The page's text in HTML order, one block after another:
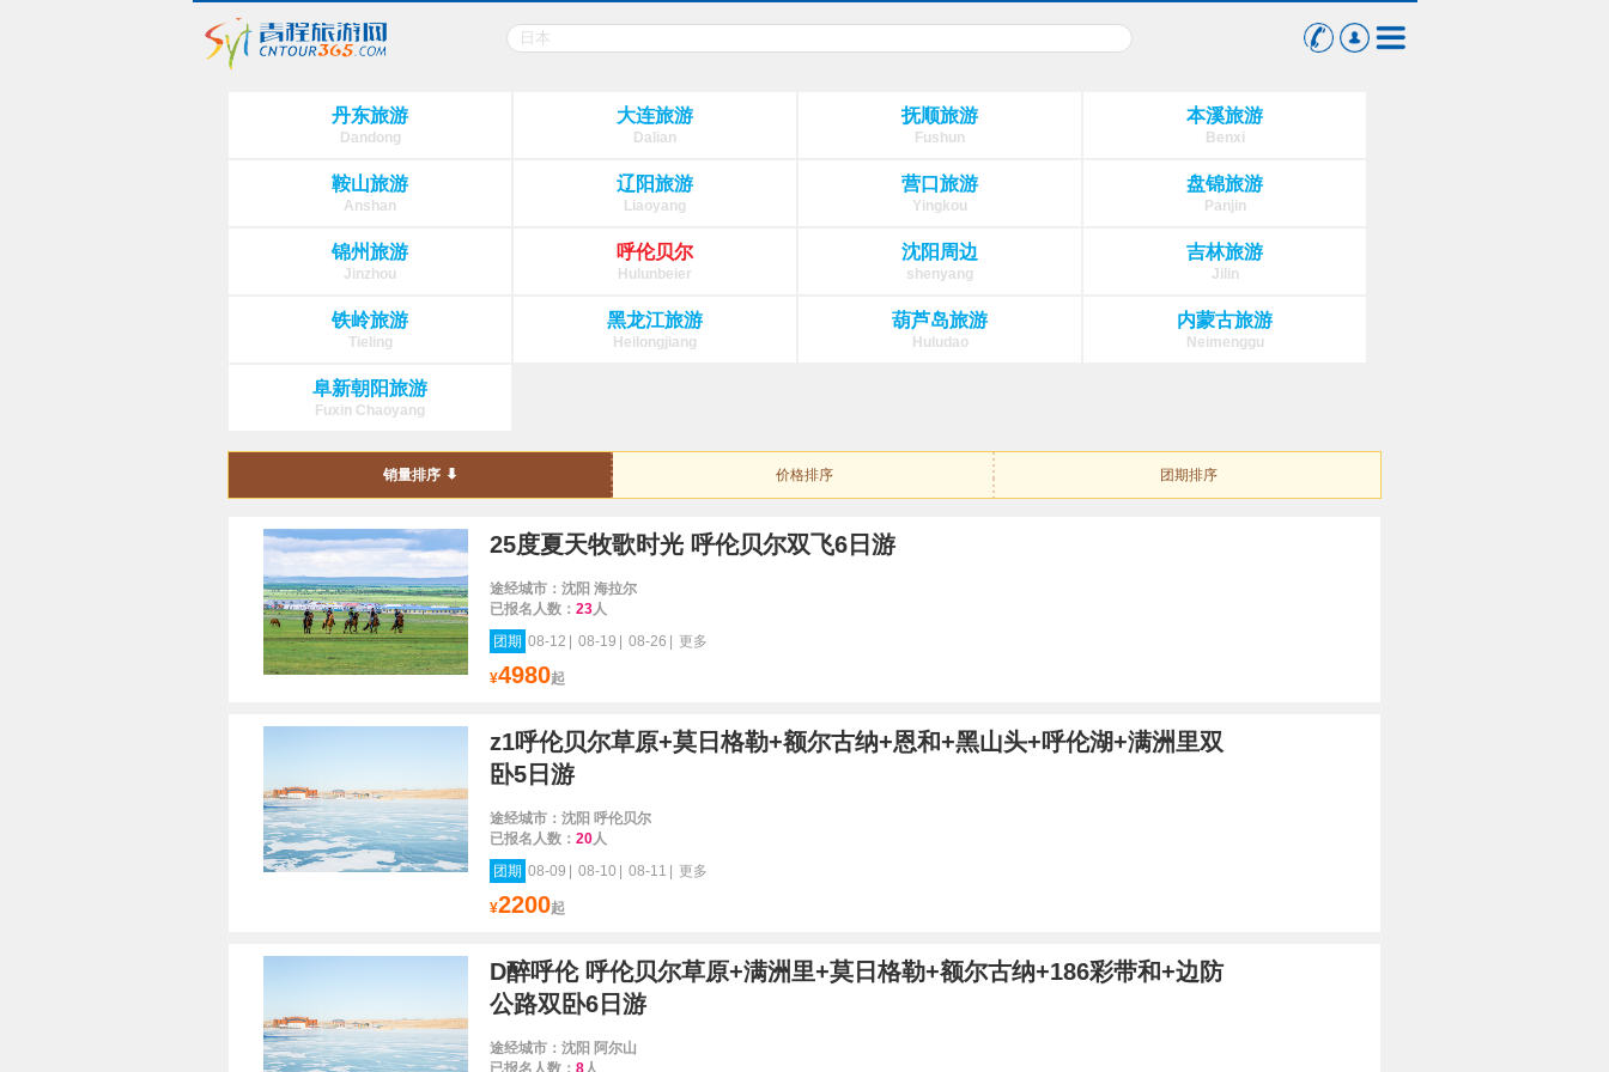
丹东旅游
Dandong
大连旅游
Dalian
抚顺旅游
Fushun
本溪旅游
Benxi
鞍山旅游
Anshan
辽阳旅游
Liaoyang
营口旅游
Yingkou
盘锦旅游
Panjin
锦州旅游
Jinzhou
呼伦贝尔
Hulunbeier
沈阳周边
shenyang
吉林旅游
Jilin
铁岭旅游
Tieling
黑龙江旅游
Heilongjiang
葫芦岛旅游
Huludao
内蒙古旅游
Neimenggu
阜新朝阳旅游
Fuxin Chaoyang
销量排序 价格排序 团期排序
25度夏天牧歌时光 呼伦贝尔双飞6日游
途经城市：沈阳 海拉尔
已报名人数：23人
团期 08-12 08-19 08-26 更多
¥4980起
z1呼伦贝尔草原+莫日格勒+额尔古纳+恩和+黑山头+呼伦湖+满洲里双
卧5日游
途经城市：沈阳 呼伦贝尔
已报名人数：20人
团期 08-09 08-10 08-11 更多
¥2200起
D醉呼伦 呼伦贝尔草原+满洲里+莫日格勒+额尔古纳+186彩带和+边防
公路双卧6日游
途经城市：沈阳 阿尔山
已报名人数：8 人